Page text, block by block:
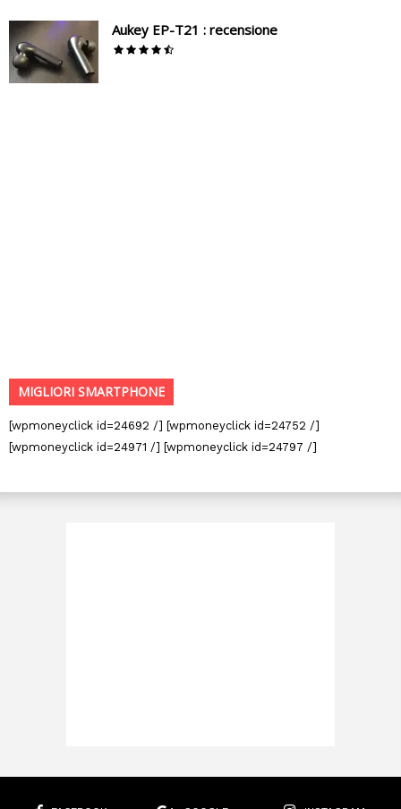
Aukey EP-T21 : recensione
MIGLIORI SMARTPHONE
[wpmoneyclick id=24692 /] [wpmoneyclick id=24752 /]
[wpmoneyclick id=24971 /] [wpmoneyclick id=24797 /]